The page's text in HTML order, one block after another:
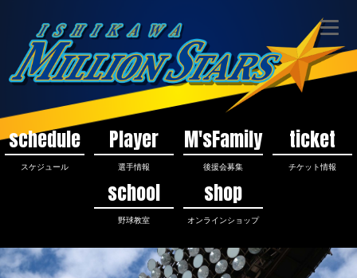
schedule
スケジュール
Player
選手情報
M'sFamily
後援会募集
ticket
チケット情報
school
野球教室
shop
オンラインショップ